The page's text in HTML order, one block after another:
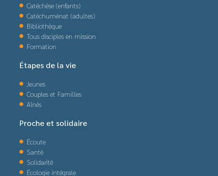
Catéchèse (enfants)
Catéchuménat (adultes)
Bibliothèque
Tous disciples en mission
Formation
Étapes de la vie
Jeunes
Couples et Familles
Aînés
Proche et solidaire
Écoute
Santé
Solidarité
Écologie intégrale